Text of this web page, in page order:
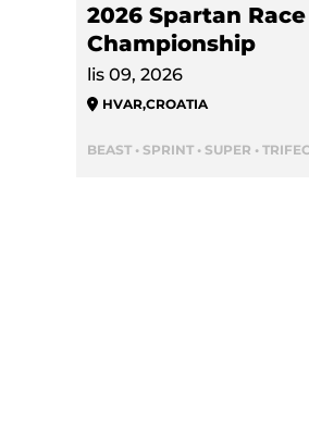
2026 Spartan
Championship
lis 09, 2026
HVAR,CROATIA
BEAST • SPRINT • SUPER •